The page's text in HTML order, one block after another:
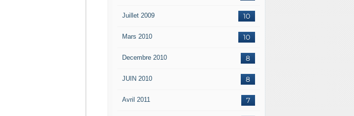
10
Juillet 2009
10
Mars 2010
8
Decembre 2010
8
JUIN 2010
7
Avril 2011